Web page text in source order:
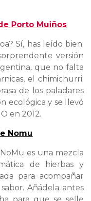
Porto Muiños
Sí, has leído bien.
versión
que no falta
el chimichurri;
de los paladares
ecológica y se llevó
en 2012.
Nomu
es una mezcla
de hierbas y
para acompañar
Añádela antes